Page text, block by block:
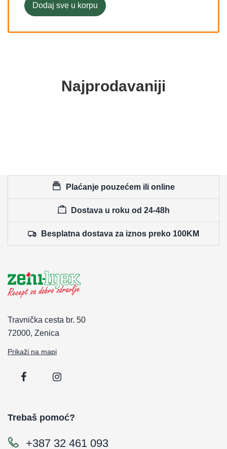
Dodaj sve u korpu
Najprodavaniji
Plaćanje pouzećem ili online
Dostava u roku od 24-48h
Besplatna dostava za iznos preko 100KM
Travnička cesta br. 50
72000, Zenica
Prikaži na mapi
Trebaš pomoć?
+387 32 461 093